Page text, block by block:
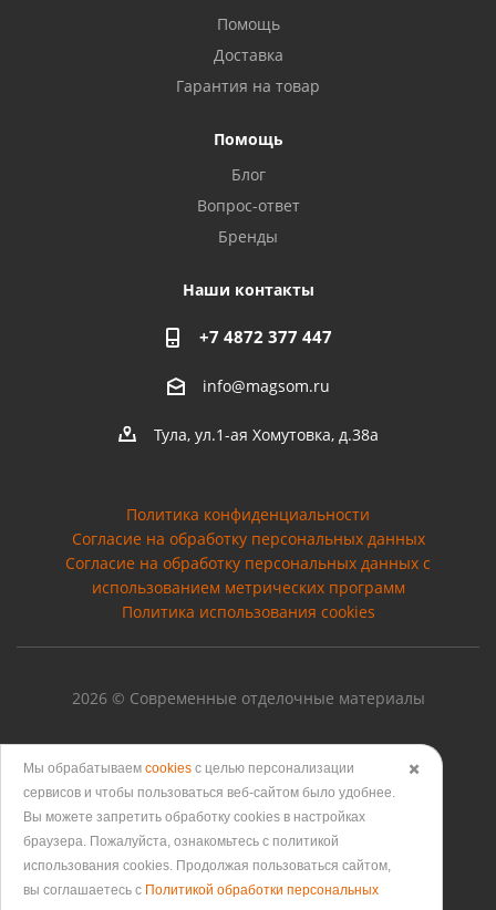
Помощь
Доставка
Гарантия на товар
Помощь
Блог
Вопрос-ответ
Бренды
Наши контакты
+7 4872 377 447
info@magsom.ru
Тула, ул.1-ая Хомутовка, д.38а
Политика конфиденциальности
Согласие на обработку персональных данных
Cогласие на обработку персональных данных с
использованием метрических программ
Политика использования cookies
2026 © Современные отделочные материалы
Версия для печати
✖️
Мы обрабатываем cookies с целью персонализации
сервисов и чтобы пользоваться веб-сайтом было удобнее.
Вы можете запретить обработку сookies в настройках
браузера. Пожалуйста, ознакомьтесь с политикой
использования cookies. Продолжая пользоваться сайтом,
вы соглашаетесь с Политикой обработки персональных